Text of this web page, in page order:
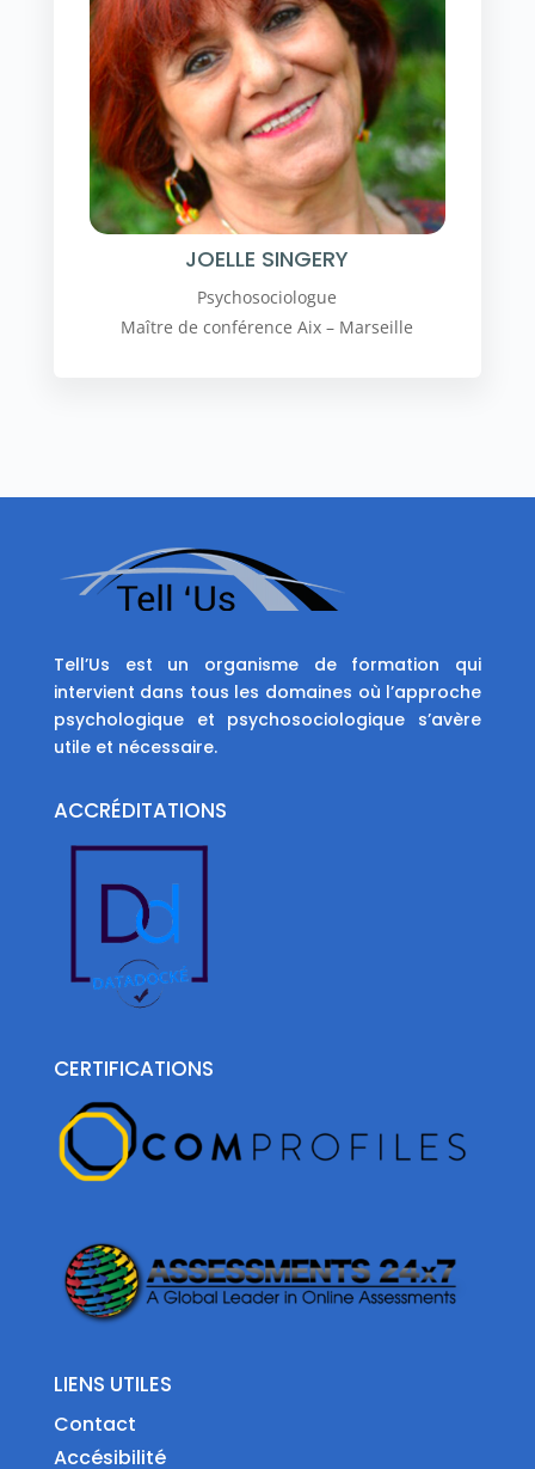
JOELLE SINGERY
Psychosociologue
Maître de conférence Aix – Marseille
Tell’Us est un organisme de formation qui
intervient dans tous les domaines où l’approche
psychologique et psychosociologique s’avère
utile et nécessaire.
ACCRÉDITATIONS
CERTIFICATIONS
LIENS UTILES
Contact
Accésibilité